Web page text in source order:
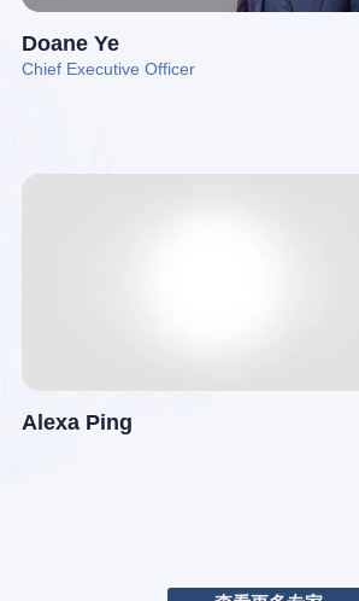
Doane Ye
Chief Executive Officer
Alexa Ping